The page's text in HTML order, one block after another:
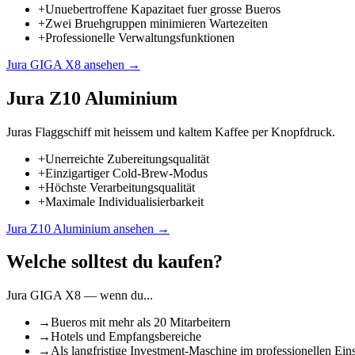
+Unuebertroffene Kapazitaet fuer grosse Bueros
+Zwei Bruehgruppen minimieren Wartezeiten
+Professionelle Verwaltungsfunktionen
Jura GIGA X8 ansehen →
Jura Z10 Aluminium
Juras Flaggschiff mit heissem und kaltem Kaffee per Knopfdruck.
+Unerreichte Zubereitungsqualität
+Einzigartiger Cold-Brew-Modus
+Höchste Verarbeitungsqualität
+Maximale Individualisierbarkeit
Jura Z10 Aluminium ansehen →
Welche solltest du kaufen?
Jura GIGA X8 — wenn du...
→Bueros mit mehr als 20 Mitarbeitern
→Hotels und Empfangsbereiche
→ Als langfristige Investment-Maschine im professionellen